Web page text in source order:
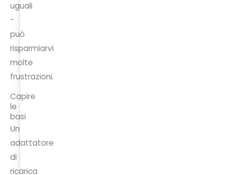
uguali
-
può
risparmiarvi
molte
frustrazioni.
Capire
le
basi
Un
adattatore
di
ricarica